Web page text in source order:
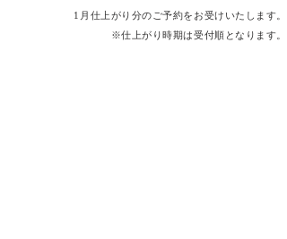
1月仕上がり分のご予約をお受けいたします。
※仕上がり時期は受付順となります。